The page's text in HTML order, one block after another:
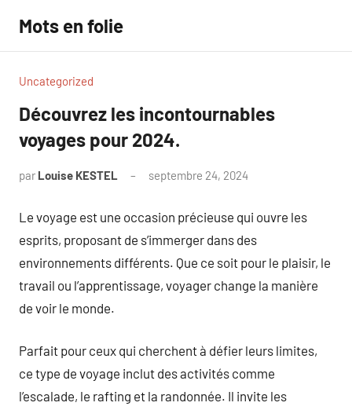
contenu
Mots en folie
Uncategorized
Découvrez les incontournables
voyages pour 2024.
par Louise KESTEL septembre 24, 2024
Le voyage est une occasion précieuse qui ouvre les
esprits, proposant de s’immerger dans des
environnements différents. Que ce soit pour le plaisir, le
travail ou l’apprentissage, voyager change la manière
de voir le monde.
Parfait pour ceux qui cherchent à défier leurs limites,
ce type de voyage inclut des activités comme
l’escalade, le rafting et la randonnée. Il invite les